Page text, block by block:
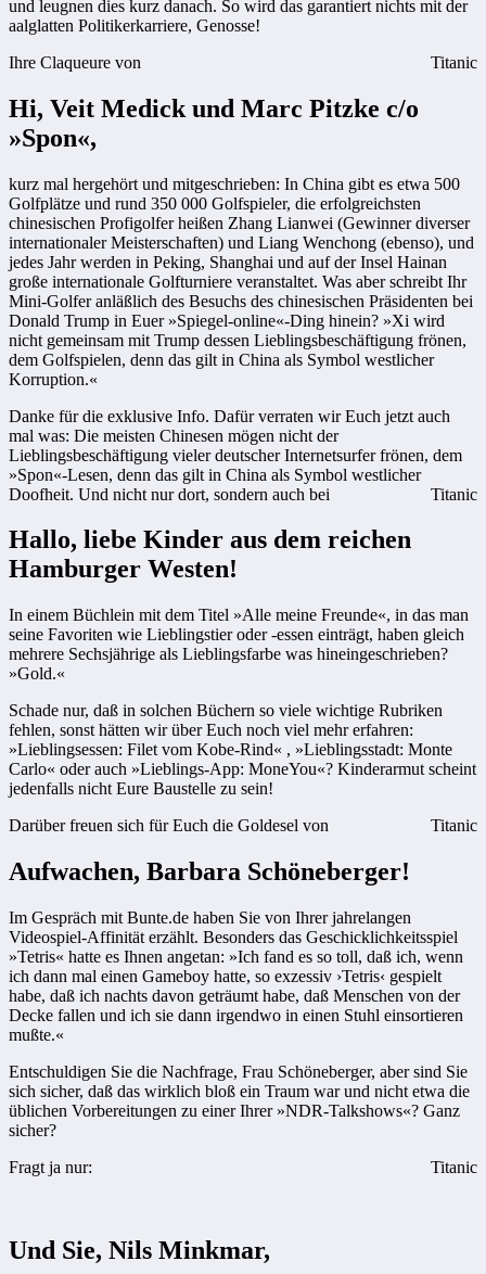
und leugnen dies kurz danach. So wird das garantiert nichts mit der
aalglatten Politikerkarriere, Genosse!
Ihre Claqueure von
Titanic
Hi, Veit Medick und Marc Pitzke c/o
»Spon«,
kurz mal hergehört und mitgeschrieben: In China gibt es etwa 500
Golfplätze und rund 350 000 Golfspieler, die erfolgreichsten
chinesischen Profigolfer heißen Zhang Lianwei (Gewinner diverser
internationaler Meisterschaften) und Liang Wenchong (ebenso), und
jedes Jahr werden in Peking, Shanghai und auf der Insel Hainan
große internationale Golfturniere veranstaltet. Was aber schreibt Ihr
Mini-Golfer anläßlich des Besuchs des chinesischen Präsidenten bei
Donald Trump in Euer »Spiegel-online«-Ding hinein? »Xi wird
nicht gemeinsam mit Trump dessen Lieblingsbeschäftigung frönen,
dem Golfspielen, denn das gilt in China als Symbol westlicher
Korruption.«
Danke für die exklusive Info. Dafür verraten wir Euch jetzt auch
mal was: Die meisten Chinesen mögen nicht der
Lieblingsbeschäftigung vieler deutscher Internetsurfer frönen, dem
»Spon«-Lesen, denn das gilt in China als Symbol westlicher
Doofheit. Und nicht nur dort, sondern auch bei
Titanic
Hallo, liebe Kinder aus dem reichen
Hamburger Westen!
In einem Büchlein mit dem Titel »Alle meine Freunde«, in das man
seine Favoriten wie Lieblingstier oder -essen einträgt, haben gleich
mehrere Sechsjährige als Lieblingsfarbe was hineingeschrieben?
»Gold.«
Schade nur, daß in solchen Büchern so viele wichtige Rubriken
fehlen, sonst hätten wir über Euch noch viel mehr erfahren:
»Lieblingsessen: Filet vom Kobe-Rind« , »Lieblingsstadt: Monte
Carlo« oder auch »Lieblings-App: MoneYou«? Kinderarmut scheint
jedenfalls nicht Eure Baustelle zu sein!
Darüber freuen sich für Euch die Goldesel von
Titanic
Aufwachen, Barbara Schöneberger!
Im Gespräch mit Bunte.de haben Sie von Ihrer jahrelangen
Videospiel-Affinität erzählt. Besonders das Geschicklichkeitsspiel
»Tetris« hatte es Ihnen angetan: »Ich fand es so toll, daß ich, wenn
ich dann mal einen Gameboy hatte, so exzessiv ›Tetris‹ gespielt
habe, daß ich nachts davon geträumt habe, daß Menschen von der
Decke fallen und ich sie dann irgendwo in einen Stuhl einsortieren
mußte.«
Entschuldigen Sie die Nachfrage, Frau Schöneberger, aber sind Sie
sich sicher, daß das wirklich bloß ein Traum war und nicht etwa die
üblichen Vorbereitungen zu einer Ihrer »NDR-Talkshows«? Ganz
sicher?
Fragt ja nur:
Titanic
Und Sie, Nils Minkmar,